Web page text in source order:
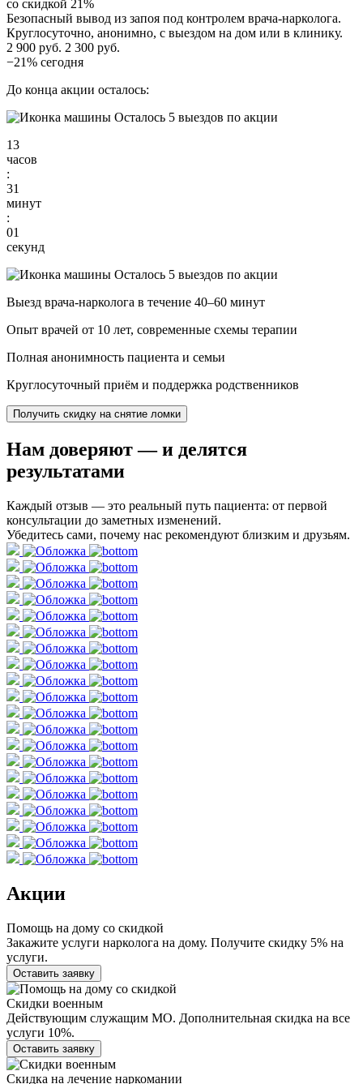
со скидкой 21%
Безопасный вывод из запоя под контролем врача-нарколога.
Круглосуточно, анонимно, с выездом на дом или в клинику.
2 900 руб. 2 300 руб.
−21% сегодня
До конца акции осталось:
Осталось 5 выездов по акции
13
часов
:
31
минут
:
00
секунд
Осталось 5 выездов по акции
Выезд врача-нарколога в течение 40–60 минут
Опыт врачей от 10 лет, современные схемы терапии
Полная анонимность пациента и семьи
Круглосуточный приём и поддержка родственников
Получить скидку на снятие ломки
Нам доверяют— и делятся
результатами
Каждый отзыв — это реальный путь пациента: от первой
консультации до заметных изменений.
Убедитесь сами, почему нас рекомендуют близким и друзьям.
Акции
Помощь на дому со скидкой
Закажите услуги нарколога на дому. Получите скидку 5% на
услуги.
Оставить заявку
Скидки военным
Действующим служащим МО. Дополнительная скидка на все
услуги 10%.
Оставить заявку
Скидка на лечение наркомании